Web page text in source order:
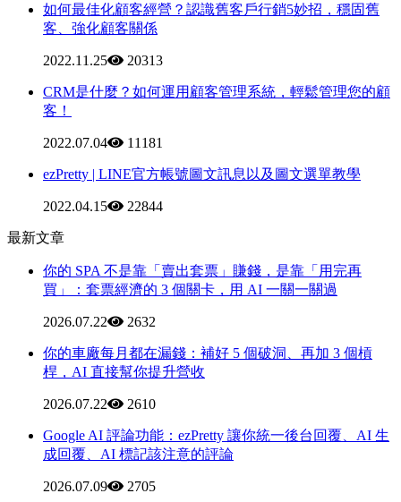
如何最佳化顧客經營？認識舊客戶行銷5妙招，穩固舊
客、強化顧客關係
2022.11.25 20313
CRM是什麼？如何運用顧客管理系統，輕鬆管理您的顧
客！
2022.07.04 11181
ezPretty | LINE官方帳號圖文訊息以及圖文選單教學
2022.04.15 22844
最新文章
你的 SPA 不是靠「賣出套票」賺錢，是靠「用完再
買」：套票經濟的 3 個關卡，用 AI 一關一關過
2026.07.22 2632
你的車廠每月都在漏錢：補好 5 個破洞、再加 3 個槓
桿，AI 直接幫你提升營收
2026.07.22 2610
Google AI 評論功能：ezPretty 讓你統一後台回覆、AI 生
成回覆、AI 標記該注意的評論
2026.07.09 2705